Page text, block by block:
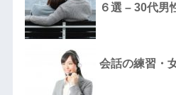
６選 – 30代男
会話の練習・